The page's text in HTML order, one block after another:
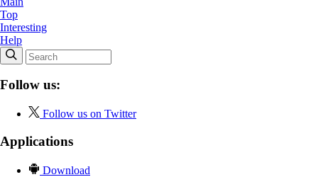
Top
Interesting
Help
Follow us:
Follow us on Twitter
Applications
Download